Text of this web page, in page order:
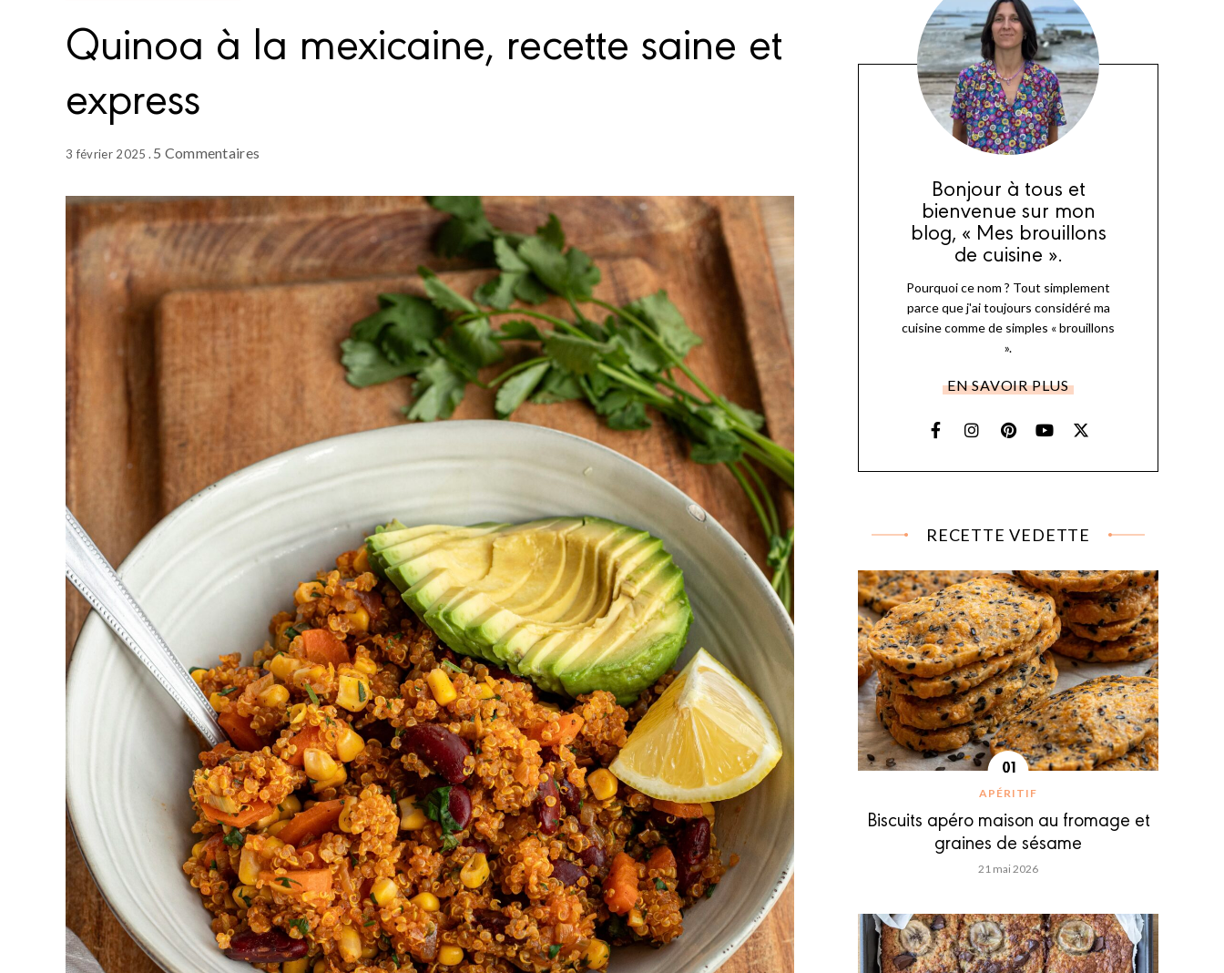
Quinoa à la mexicaine, recette saine et
express
3 février 2025 5 Commentaires
Bonjour à tous et
bienvenue sur mon
blog, « Mes brouillons
de cuisine ».
Pourquoi ce nom ? Tout simplement
parce que j'ai toujours considéré ma
cuisine comme de simples « brouillons
».
EN SAVOIR PLUS
RECETTE VEDETTE
APÉRITIF
Biscuits apéro maison au fromage et
graines de sésame
21 mai 2026